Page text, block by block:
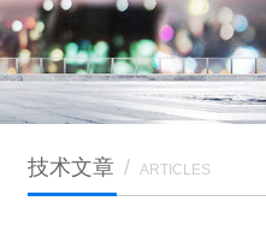
技术文章 / ARTICLES